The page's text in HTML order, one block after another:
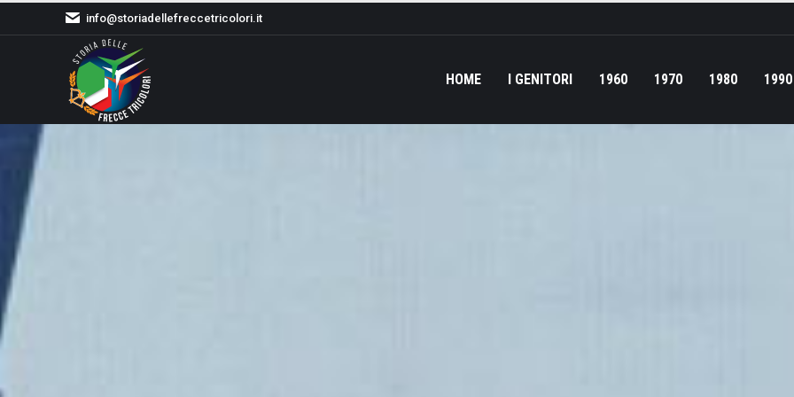
info@storiadellefreccetricolori.it
HOME I GENITORI 1960 1970 1980 1990